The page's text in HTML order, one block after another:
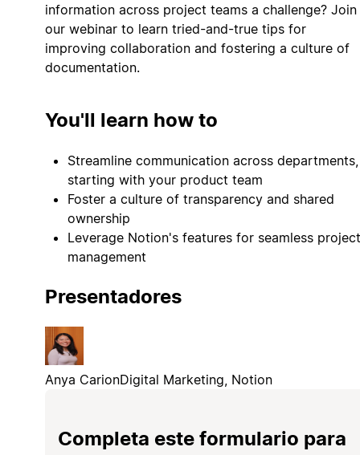
information across project teams a challenge? Join
our webinar to learn tried-and-true tips for
improving collaboration and fostering a culture of
You'll learn how to
Streamline communication across departments,
starting with your product team
Foster a culture of transparency and shared
ownership
Leverage Notion's features for seamless project
management
Presentadores
Anya CarionDigital Marketing, Notion
Completa este formulario para